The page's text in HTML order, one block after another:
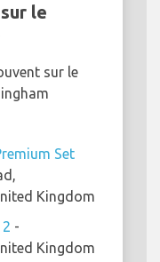
le
sur le
Set
Kingdom
-
Kingdom